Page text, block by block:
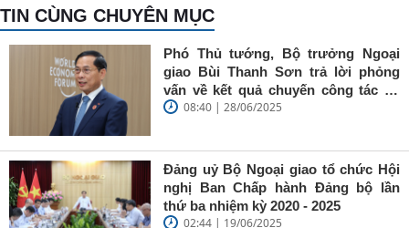
TIN CÙNG CHUYÊN MỤC
Phó Thủ tướng, Bộ trưởng Ngoại
giao Bùi Thanh Sơn trả lời phỏng
vấn về kết quả chuyến công tác tại
Trung Quốc của Thủ tướng Chính
08:40 | 28/06/2025
Đảng uỷ Bộ Ngoại giao tổ chức Hội
nghị Ban Chấp hành Đảng bộ lần
thứ ba nhiệm kỳ 2020 - 2025
02:44 | 19/06/2025